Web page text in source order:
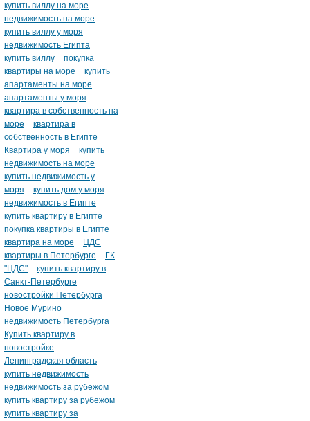
купить виллу на море
недвижимость на море
купить виллу у моря
недвижимость Египта
купить виллу
покупка
квартиры на море
купить
апартаменты на море
апартаменты у моря
квартира в собственность на
море
квартира в
собственность в Египте
Квартира у моря
купить
недвижимость на море
купить недвижимость у
моря
купить дом у моря
недвижимость в Египте
купить квартиру в Египте
покупка квартиры в Египте
квартира на море
ЦДС
квартиры в Петербурге
ГК
"ЦДС"
купить квартиру в
Санкт-Петербурге
новостройки Петербурга
Новое Мурино
недвижимость Петербурга
Купить квартиру в
новостройке
Ленинградская область
купить недвижимость
недвижимость за рубежом
купить квартиру за рубежом
купить квартиру за